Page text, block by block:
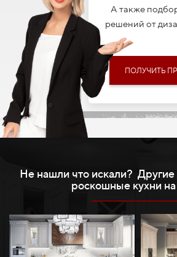
А также
решений от
ПОЛУЧИТЬ
Не нашли что искали? Другие
роскошные кухни на